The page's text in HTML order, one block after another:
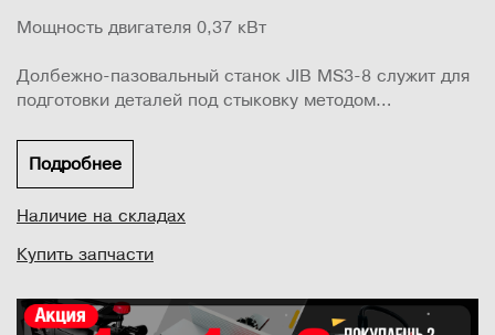
Мощность двигателя 0,37 кВт
Долбежно-пазовальный станок JIB MS3-8 служит для
подготовки деталей под стыковку методом
Станок и детали выполнена из массивного чугуна.
градусов колонну
Станок оснащен подставкой под инструменты
Рабочий стол размером 310 х 260 мм с регулируемым
упором
Станок оснащен многопозиционной ручкой регули...
Подробнее
Наличие на складах
Купить запчасти